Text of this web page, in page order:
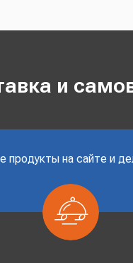
и
продукты на сайте и